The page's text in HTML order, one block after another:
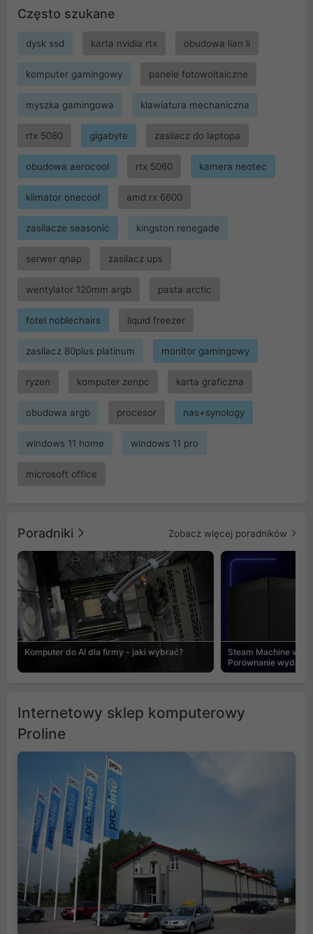
Często szukane
dysk ssd karta nvidia rtx obudowa lian li
komputer gamingowy panele fotowoltaiczne
myszka gamingowa klawiatura mechaniczna
rtx 5080 gigabyte zasilacz do laptopa
obudowa aerocool rtx 5060 kamera neotec
klimator onecool amd rx 6600
zasilacze seasonic kingston renegade
serwer qnap zasilacz ups
wentylator 120mm argb pasta arctic
fotel noblechairs liquid freezer
zasilacz 80plus platinum monitor gamingowy
ryzen komputer zenpc karta graficzna
obudowa argb procesor nas+synology
windows 11 home windows 11 pro
microsoft office
Poradniki Zobacz więcej poradników
Komputer do AI dla firmy - jaki wybrać?
Steam Machine vs
Porównanie
Internetowy sklep komputerowy
Proline